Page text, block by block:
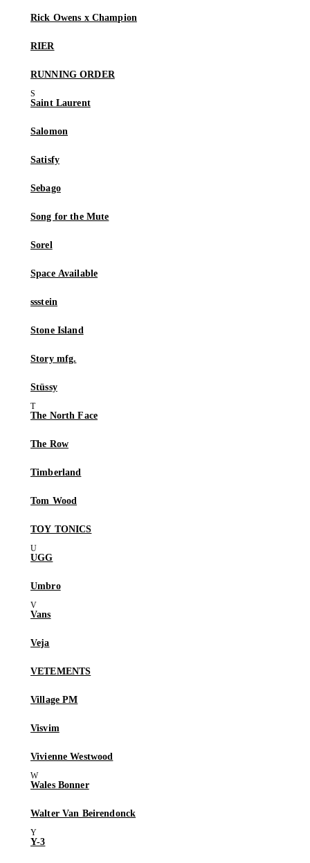
Rick Owens x Champion
RIER
RUNNING ORDER
Saint Laurent
Salomon
Satisfy
Sebago
Song for the Mute
Sorel
Space Available
ssstein
Stone Island
Story mfg.
Stüssy
The North Face
The Row
Timberland
Tom Wood
TOY TONICS
UGG
Umbro
Vans
Veja
VETEMENTS
Village PM
Visvim
Vivienne Westwood
Wales Bonner
Walter Van Beirendonck
Y-3